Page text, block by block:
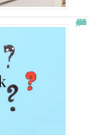
JetPunk : le meilleur site de quiz et de jeux !